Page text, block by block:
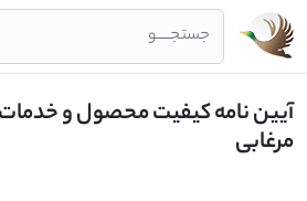
جستجــــو
آیین نامه کیفیت محصول و خدمات
مرغابی